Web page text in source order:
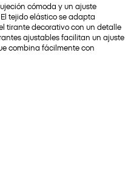
cómoda y un ajuste
tejido elástico se adapta
tirante decorativo con un detalle
ajustables facilitan un ajuste
combina fácilmente con